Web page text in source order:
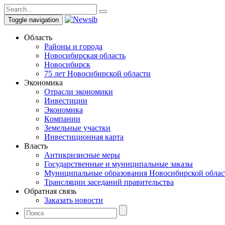
Toggle navigation
Область
Районы и города
Новосибирская область
Новосибирск
75 лет Новосибирской области
Экономика
Отрасли экономики
Инвестиции
Экономика
Компании
Земельные участки
Инвестиционная карта
Власть
Антикризисные меры
Государственные и муниципальные заказы
Муниципальные образования Новосибирской
Трансляции заседаний правительства
Обратная связь
Заказать новости